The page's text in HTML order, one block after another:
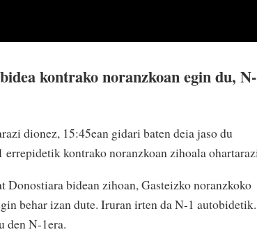
kontrako noranzkoan egin du,
dionez, 15:45ean gidari baten deia jaso du
kontrako noranzkoan zihoala
bidean zihoan, Gasteizko noranzkoko
behar izan dute. Iruran irten da N-1 autobidetik.
den N-1era.